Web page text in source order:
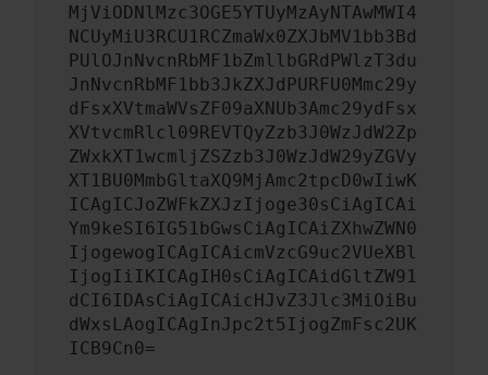
MjViODNlMzc3OGE5YTUyMzAyNTAwMWI4
NCUyMiU3RCU1RCZmaWx0ZXJbMV1bb3Bd
PUlOJnNvcnRbMF1bZmllbGRdPWlzT3du
JnNvcnRbMF1bb3JkZXJdPURFU0Mmc29y
dFsxXVtmaWVsZF09aXNUb3Amc29ydFsx
XVtvcmRlcl09REVTQyZzb3J0WzJdW2Zp
ZWxkXT1wcmljZSZzb3J0WzJdW29yZGVy
XT1BU0MmbGltaXQ9MjAmc2tpcD0wIiwK
ICAgICJoZWFkZXJzIjoge30sCiAgICAi
Ym9keSI6IG51bGwsCiAgICAiZXhwZWN0
IjogewogICAgICAicmVzcG9uc2VUeXBl
IjogIiIKICAgIH0sCiAgICAidGltZW91
dCI6IDAsCiAgICAicHJvZ3Jlc3MiOiBu
dWxsLAogICAgInJpc2t5IjogZmFsc2UK
ICB9Cn0=